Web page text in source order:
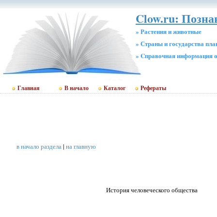
Clow.ru:
» Растения и животные
» Страны и государства
» Cправочная информация
Главная В начало Каталог Рефераты
в начало раздела| на главную
История человеческого общества